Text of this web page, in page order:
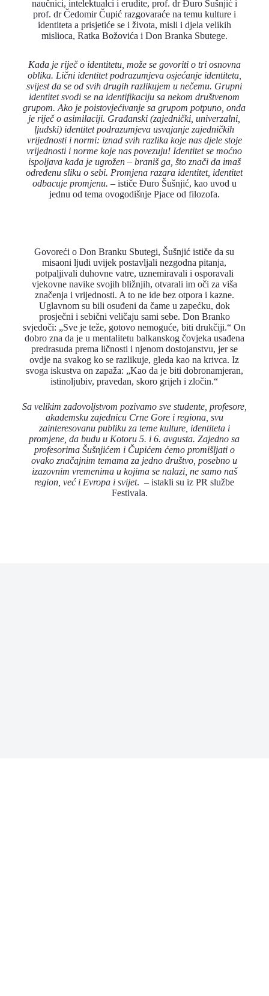
naučnici, intelektualci i erudite, prof. dr Đuro Šušnjić i
prof. dr Čedomir Čupić razgovaraće na temu kulture i
identiteta a prisjetiće se i života, misli i djela velikih
mislioca, Ratka Božovića i Don Branka Sbutege.
Kada je riječ o identitetu, može se govoriti o tri osnovna
oblika. Lični identitet podrazumjeva osjećanje identiteta,
svijest da se od svih drugih razlikujem u nečemu. Grupni
identitet svodi se na identifikaciju sa nekom društvenom
grupom. Ako je poistovjećivanje sa grupom potpuno, onda
je riječ o asimilaciji. Građanski (zajednički, univerzalni,
ljudski) identitet podrazumjeva usvajanje zajedničkih
vrijednosti i normi: iznad svih razlika koje nas djele stoje
vrijednosti i norme koje nas povezuju! Identitet se moćno
ispoljava kada je ugrožen – braniš ga, što znači da imaš
određenu sliku o sebi. Promjena razara identitet, identitet
odbacuje promjenu. – ističe Đuro Šušnjić, kao uvod u
jednu od tema ovogodišnje Pjace od filozofa.
Govoreći o Don Branku Sbutegi, Šušnjić ističe da su
misaoni ljudi uvijek postavljali nezgodna pitanja,
potpaljivali duhovne vatre, uznemiravali i osporavali
vjekovne navike svojih bližnjih, otvarali im oči za viša
značenja i vrijednosti. A to ne ide bez otpora i kazne.
Uglavnom su bili osuđeni da čame u zapećku, dok
prosječni i sebični veličaju sami sebe. Don Branko
svjedoči: „Sve je teže, gotovo nemoguće, biti drukčiji.“ On
dobro zna da je u mentalitetu balkanskog čovjeka usađena
predrasuda prema ličnosti i njenom dostojanstvu, jer se
ovdje na svakog ko se razlikuje, gleda kao na krivca. Iz
svoga iskustva on zapaža: „Kao da je biti dobronamjeran,
istinoljubiv, pravedan, skoro grijeh i zločin.“
Sa velikim zadovoljstvom pozivamo sve studente, profesore,
akademsku zajednicu Crne Gore i regiona, svu
zainteresovanu publiku za teme kulture, identiteta i
promjene, da budu u Kotoru 5. i 6. avgusta. Zajedno sa
profesorima Šušnjićem i Čupićem ćemo promišljati o
ovako značajnim temama za jedno društvo, posebno u
izazovnim vremenima u kojima se nalazi, ne samo naš
region, već i Evropa i svijet. – istakli su iz PR službe
Festivala.